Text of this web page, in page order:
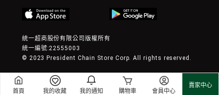
首頁 我的收藏 我的通知 購物車 會員中心
賣家中心
統一超商股份有限公司版權所有
統一編號:22555003
© 2023 President Chain Store Corp. All rights reserved.